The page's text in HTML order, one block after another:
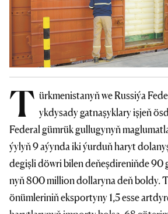
T ürkmenistanyň we Russiýa
ykdysady gatnaşyklary işjeň
Federal gümrük gullugynyň
ýylyň 9 aýynda iki ýurduň haryt
degişli döwri bilen deňeşdireniňde 90
nyň 800 million dollaryna deň boldy.
önümleriniň eksportyny 1,5 esse